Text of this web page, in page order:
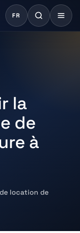
FR
la
de
à
location de